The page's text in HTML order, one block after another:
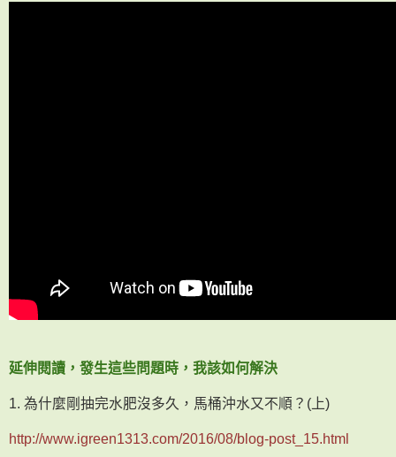
延伸閱讀，發生這些問題時，我該如何解決
1. 為什麼剛抽完水肥沒多久，馬桶沖水又不順？(上)
http://www.igreen1313.com/2016/08/blog-post_15.html